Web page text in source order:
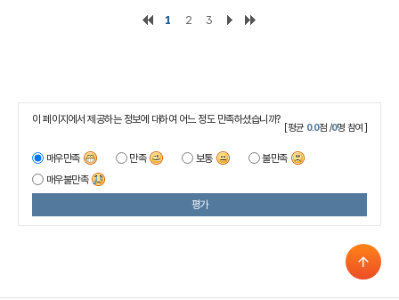
1 2 3
이 페이지에서 제공하는 정보에 대하여 어느 정도 만족하셨습니까?
[평균 0.0점 /0명 참여]
매우만족 만족 보통
불만족
매우불만족
평가